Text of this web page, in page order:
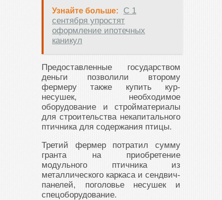
Узнайте больше:
С 1
сентября упростят
оформление ипотечных
каникул
Предоставленные государством
деньги позволили второму
фермеру также купить кур-
несушек, необходимое
оборудование и стройматериалы
для строительства некапитального
птичника для содержания птицы.
Третий фермер потратил сумму
гранта на приобретение
модульного птичника из
металлического каркаса и сендвич-
панелей, поголовье несушек и
спецоборудование.